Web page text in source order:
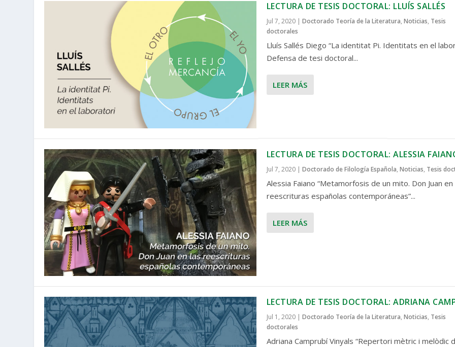
LECTURA DE TESIS DOCTORAL: LLUÍS SALLÉS
Jul 7, 2020| Doctorado Teoría de la Literatura, Noticias, Tesis
doctorales
Lluís Sallés Diego “La identitat Pi. Identitats en el
Defensa de tesi doctoral...
LEER MÁS
LECTURA DE TESIS DOCTORAL: ALESSIA
Jul 7, 2020| Doctorado de Filología Española, Noticias, Tesis
Alessia Faiano “Metamorfosis de un mito. Don Juan en
reescrituras españolas contemporáneas”...
LEER MÁS
LECTURA DE TESIS DOCTORAL: ADRIANA
Jul 1, 2020| Doctorado Teoría de la Literatura, Noticias, Tesis
doctorales
Adriana Camprubí Vinyals “Repertori mètric i melòdic